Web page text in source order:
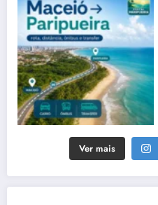
Ver mais